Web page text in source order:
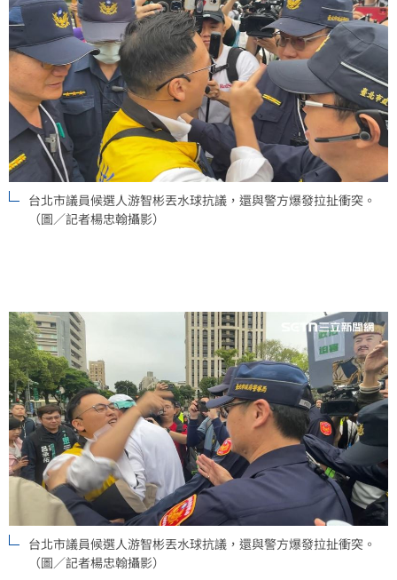
台北市議員候選人游智彬丟水球抗議，還與警方爆發拉扯衝突。
（圖／記者楊忠翰攝影）
台北市議員候選人游智彬丟水球抗議，還與警方爆發拉扯衝突。
（圖／記者楊忠翰攝影）